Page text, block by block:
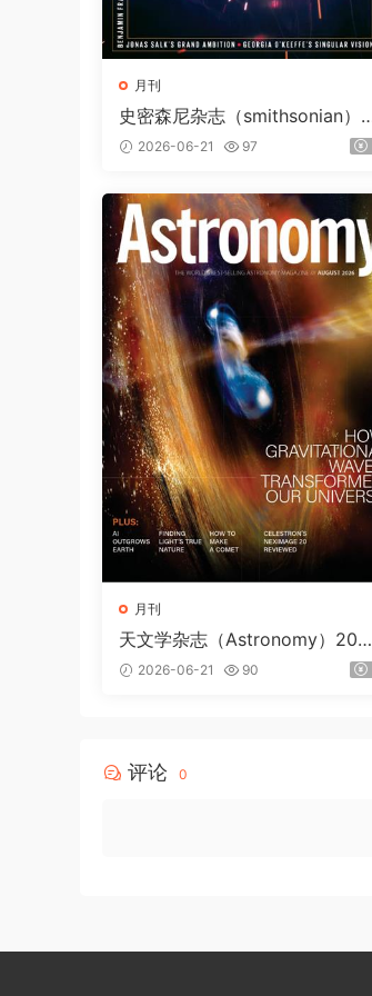
月刊
史密森尼杂志（smithsonian）2
026年夏季刊
2026-06-21 97
月刊
天文学杂志（Astronomy）2026
年8月
2026-06-21 90
评论 0